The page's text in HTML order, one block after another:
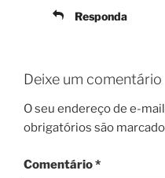
Responda
Deixe um comentário
O seu endereço de e-
obrigatórios são
Comentário*